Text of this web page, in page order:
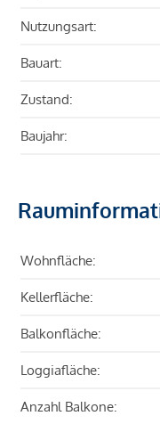
Nutzungsart:
Bauart:
Zustand:
Baujahr:
Wohnfläche:
Kellerfläche:
Balkonfläche:
Loggiafläche:
Anzahl Balkone: